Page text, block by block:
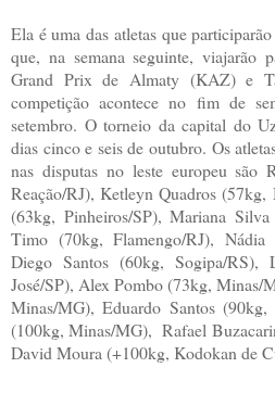
Ela é uma das atletas que
que, na semana seguinte, viajarão
Grand Prix de Almaty (KAZ) e
competição acontece no fim de
setembro. O torneio da capital do
dias cinco e seis de outubro. Os
nas disputas no leste europeu são
Reação/RJ), Ketleyn Quadros
(63kg, Pinheiros/SP), Mariana
Timo (70kg, Flamengo/RJ),
Diego Santos (60kg, Sogipa/RS),
José/SP), Alex Pombo (73kg,
Minas/MG), Eduardo Santos (90kg,
(100kg, Minas/MG), Rafael
David Moura (+100kg, Kodokan de